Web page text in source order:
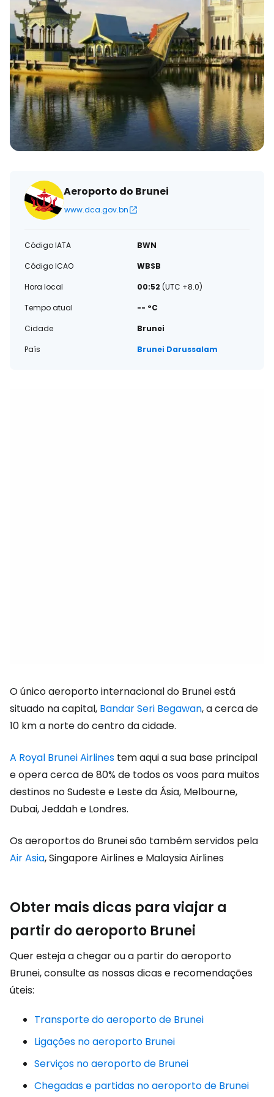
Aeroporto do Brunei
www.dca.gov.bn
Código IATA
BWN
Código ICAO
WBSB
Hora local
00:52 (UTC +8.0)
Tempo atual
-- °C
Cidade
Brunei
País
Brunei Darussalam
O único aeroporto internacional do Brunei está
situado na capital, Bandar Seri Begawan, a cerca de
10 km a norte do centro da cidade.
A Royal Brunei Airlines tem aqui a sua base principal
e opera cerca de 80% de todos os voos para muitos
destinos no Sudeste e Leste da Ásia, Melbourne,
Dubai, Jeddah e Londres.
Os aeroportos do Brunei são também servidos pela
Air Asia, Singapore Airlines e Malaysia Airlines
Obter mais dicas para viajar a
partir do aeroporto Brunei
Quer esteja a chegar ou a partir do aeroporto
Brunei, consulte as nossas dicas e recomendações
úteis:
Transporte do aeroporto de Brunei
Ligações no aeroporto Brunei
Serviços no aeroporto de Brunei
Chegadas e partidas no aeroporto de Brunei